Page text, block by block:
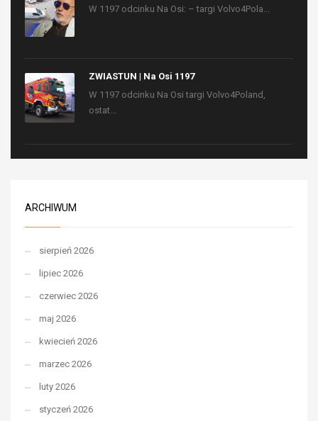
W 1197 odcinku Na Osi: – targi Volvo4Pola...
ZWIASTUN | Na Osi 1197
W 1197 odcinku Na Osi targi Volvo4Poland,
ostat...
ARCHIWUM
sierpień 2026
lipiec 2026
czerwiec 2026
maj 2026
kwiecień 2026
marzec 2026
luty 2026
styczeń 2026